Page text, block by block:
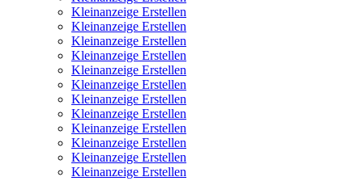
Kleinanzeige Erstellen
Kleinanzeige Erstellen
Kleinanzeige Erstellen
Kleinanzeige Erstellen
Kleinanzeige Erstellen
Kleinanzeige Erstellen
Kleinanzeige Erstellen
Kleinanzeige Erstellen
Kleinanzeige Erstellen
Kleinanzeige Erstellen
Kleinanzeige Erstellen
Kleinanzeige Erstellen